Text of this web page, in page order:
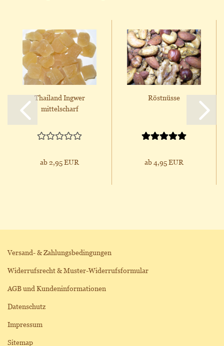
Thailand Ingwer
mittelscharf
ab 2,95 EUR
Röstnüsse
ab 4,95 EUR
Versand- & Zahlungsbedingungen
Widerrufsrecht & Muster-Widerrufsformular
AGB und Kundeninformationen
Datenschutz
Impressum
Sitemap